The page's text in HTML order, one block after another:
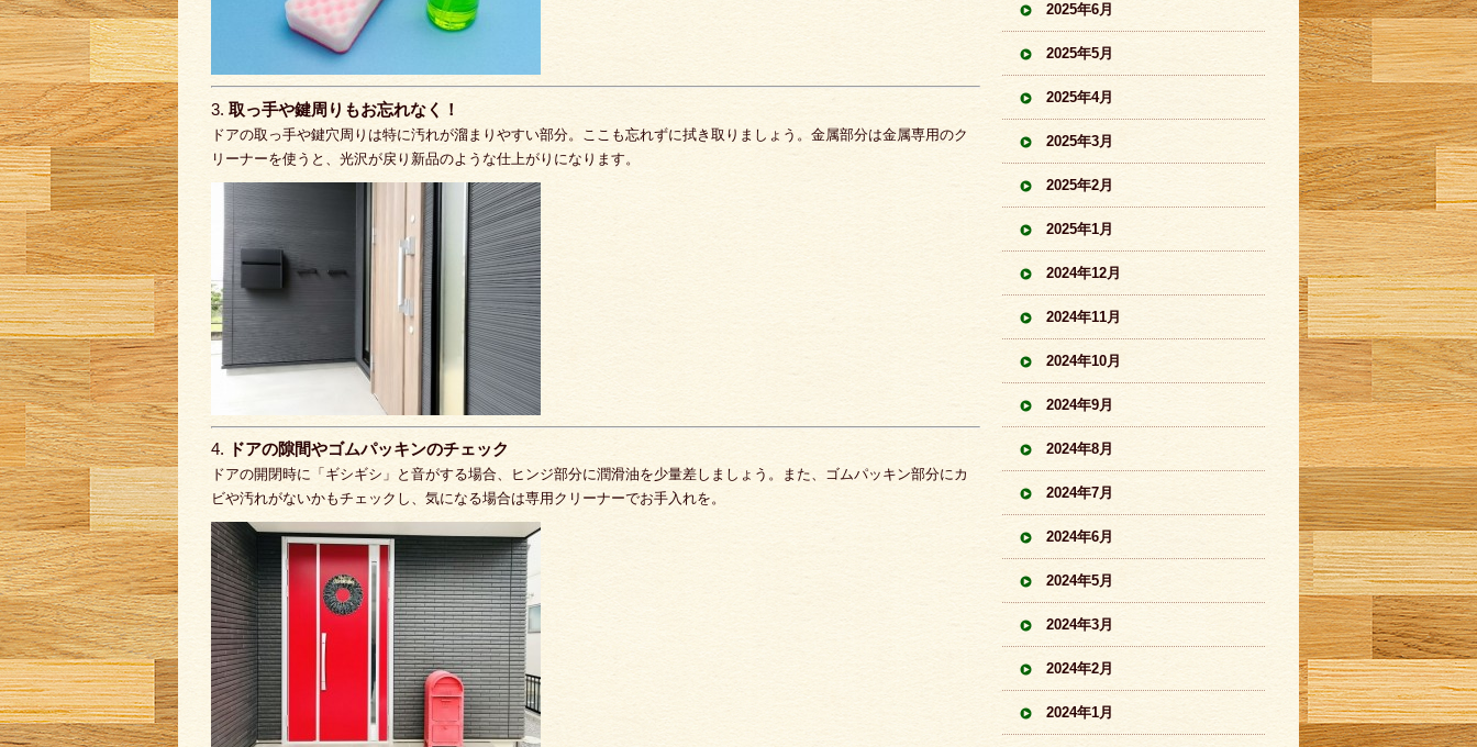
3. 取っ手や鍵周りもお忘れなく！
ドアの取っ手や鍵穴周りは特に汚れが溜まりやすい部分。ここも忘れずに拭き取りましょう。金属部分は金属専用のク
リーナーを使うと、光沢が戻り新品のような仕上がりになります。
4. ドアの隙間やゴムパッキンのチェック
ドアの開閉時に「ギシギシ」と音がする場合、ヒンジ部分に潤滑油を少量差しましょう。また、ゴムパッキン部分にカ
ビや汚れがないかもチェックし、気になる場合は専用クリーナーでお手入れを。
2025年6月
2025年5月
2025年4月
2025年3月
2025年2月
2025年1月
2024年12月
2024年11月
2024年10月
2024年9月
2024年8月
2024年7月
2024年6月
2024年5月
2024年3月
2024年2月
2024年1月